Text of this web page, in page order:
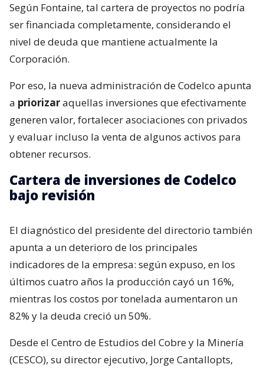
Según Fontaine, tal cartera de proyectos no podría
ser financiada completamente, considerando el
nivel de deuda que mantiene actualmente la
Corporación.
Por eso, la nueva administración de Codelco apunta
a priorizaraquellas inversiones que efectivamente
generen valor, fortalecer asociaciones con privados
y evaluar incluso la venta de algunos activos para
obtener recursos.
Cartera de inversiones de Codelco
bajo revisión
El diagnóstico del presidente del directorio también
apunta a un deterioro de los principales
indicadores de la empresa: según expuso, en los
últimos cuatro años la producción cayó un 16%,
mientras los costos por tonelada aumentaron un
82% y la deuda creció un 50%.
Desde el Centro de Estudios del Cobre y la Minería
(CESCO), su director ejecutivo, Jorge Cantallopts,